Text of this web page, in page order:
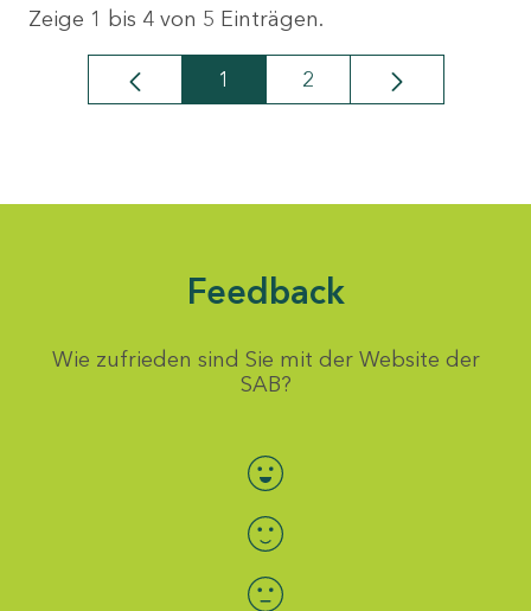
Zeige 1 bis 4 von 5 Einträgen.
Seite
1 Seite
2
Feedback
Wie zufrieden sind Sie mit der Website der
SAB?
Bewertung auswählen